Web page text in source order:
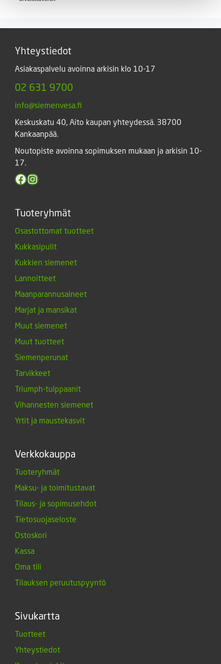
Yhteystiedot
Asiakaspalvelu avoinna arkisin klo 10-17
02 631 9700
info@siemenvesa.fi
Keskuskatu 40, Aito kaupan yhteydessä. 38700
Kankaanpää.
Noutopiste avoinna sopimuksen mukaan ja arkisin 10-
17.
Facebook
Instagram
Tuoteryhmät
Osastottomat tuotteet
Kukkasipulit
Kukkien siemenet
Lannoitteet
Maanparannusaineet
Marjat ja mansikat
Muut siemenet
Muut tuotteet
Siemenperunat
Tarvikkeet
Triumph-tulppaanit
Vihannesten siemenet
Yrtit ja maustekasvit
Verkkokauppa
Tuoteryhmät
Maksu- ja toimitustavat
Tilaus- ja sopimusehdot
Tietosuojaseloste
Ostoskori
Kassa
Oma tili
Tilauksen peruutuspyyntö
Sivukartta
Tuotteet
Yhteystiedot